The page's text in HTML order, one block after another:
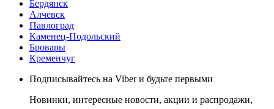
Бердянск
Алчевск
Павлоград
Каменец-Подольский
Бровары
Кременчуг
Подписывайтесь на Viber и будьте первыми
Новинки, интересные новости, акции и распродажи,